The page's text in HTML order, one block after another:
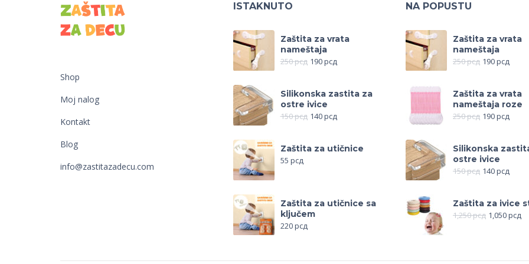
Shop
Moj nalog
Kontakt
Blog
info@zastitazadecu.com
ISTAKNUTO
Zaštita za vrata
nameštaja
250рсд 190рсд
Silikonska zastita za
ostre ivice
150рсд 140рсд
Zaštita za utičnice
55 рсд
Zaštita za utičnice sa
ključem
220рсд
NA POPUSTU
Zaštita za vrata
nameštaja
250рсд 190рсд
Zaštita za vrata
nameštaja roze
250рсд 190рсд
Silikonska
ostre ivice
150рсд 140рсд
Zaštita za ivice
1,250рсд 1,050рсд